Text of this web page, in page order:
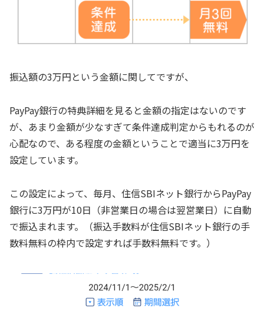
振込額の3万円という金額に関してですが、
PayPay銀行の特典詳細を見ると金額の指定はないのです
が、あまり金額が少なすぎて条件達成判定からもれるのが
心配なので、ある程度の金額ということで適当に3万円を
設定しています。
この設定によって、毎月、住信SBIネット銀行からPayPay
銀行に3万円が10日（非営業日の場合は翌営業日）に自動
で振込まれます。（振込手数料が住信SBIネット銀行の手
数料無料の枠内で設定すれば手数料無料です。）